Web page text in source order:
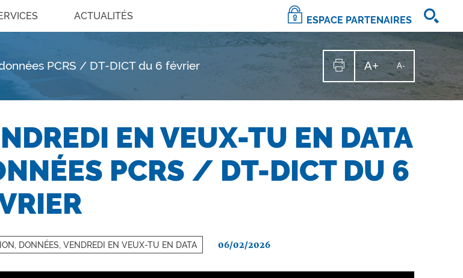
ACTUALITÉS ESPACE PARTENAIRES
PCRS / DT-DICT du 6 février
Imprimer
page
A+Augmenter
la
taille
A- Diminuer
la
taille
du
texte
EN VEUX-TU EN DATA
PCRS / DT-DICT DU 6
DONNÉES, VENDREDI EN VEUX-TU EN DATA 06/02/2026